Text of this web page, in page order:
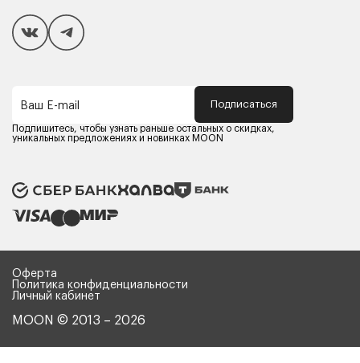
Покупателям
Способы оплаты
Компания MOON
Оферта
Политика конфиденциальности
Карьера в MOON
Ваш E-mail Подписаться
Подпишитесь, чтобы узнать раньше остальных о скидках,
уникальных предложениях и новинках MOON
MOON © 2013 – 2026
Оферта
Политика конфиденциальности
Личный кабинет